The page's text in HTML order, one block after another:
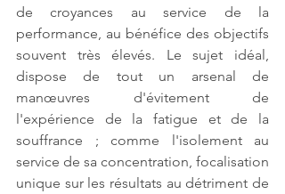
de croyances au service de la
performance, au bénéfice des objectifs
souvent très élevés. Le sujet idéal,
dispose de tout un arsenal de
manœuvres d'évitement de
l'expérience de la fatigue et de la
souffrance ; comme l'isolement au
service de sa concentration, focalisation
unique sur les résultats au détriment de